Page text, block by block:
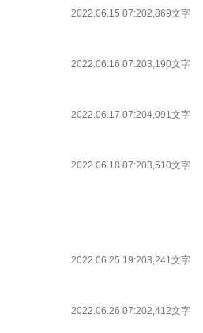
2022.06.15 07:202,869文字
2022.06.16 07:203,190文字
2022.06.17 07:204,091文字
2022.06.18 07:203,510文字
2022.06.25 19:203,241文字
2022.06.26 07:202,412文字